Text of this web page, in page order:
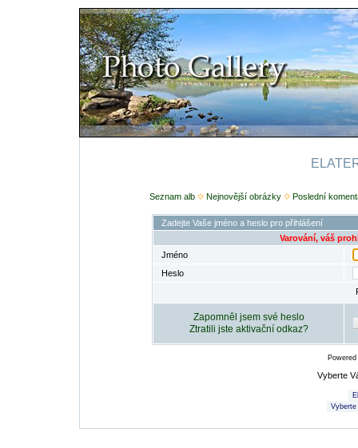
Seznam alb Nejnovější obrázky Poslední
Zadejte Vaše jméno a heslo pro přihlášení
Varování, váš
Jméno
Heslo
Zapomněl jsem své heslo
Ztratili jste aktivační odkaz?
Vyberte